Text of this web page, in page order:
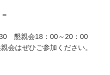
懇親会18：00～20：00
はぜひご参加ください。